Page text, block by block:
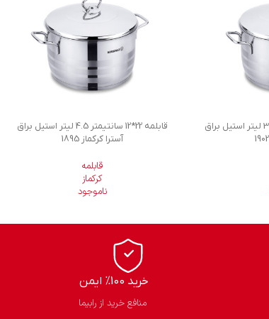
قابلمه 20*12.0 سانتیمتر 3.7 لیتر استیل براق
قابلمه 22*12 سانتیمتر 4.5 لیتر استیل براق
آسترا کرکماز 1895
قابلمه
کرکماز
ناموجود
خرید 100% ایمن
منافع خرید از رابیما